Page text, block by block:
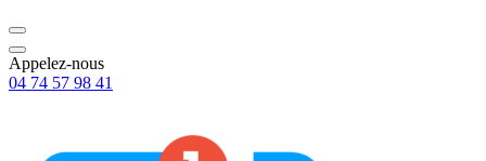
Appelez-nous
04 74 57 98 41